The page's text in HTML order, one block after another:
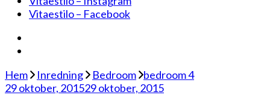
Vitaestilo – Facebook
Hem Inredning Bedroom bedroom 4
29 oktober, 201529 oktober, 2015